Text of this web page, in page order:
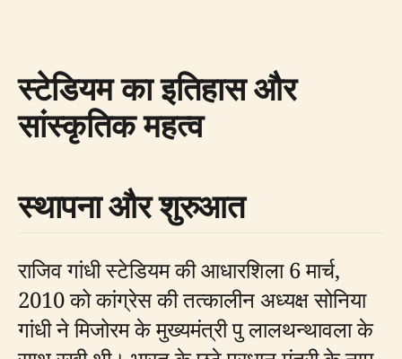
स्टेडियम का इतिहास और
सांस्कृतिक महत्व
स्थापना और शुरुआत
राजिव गांधी स्टेडियम की आधारशिला 6 मार्च,
2010 को कांग्रेस की तत्कालीन अध्यक्ष सोनिया
गांधी ने मिजोरम के मुख्यमंत्री पु लालथन्थावला के